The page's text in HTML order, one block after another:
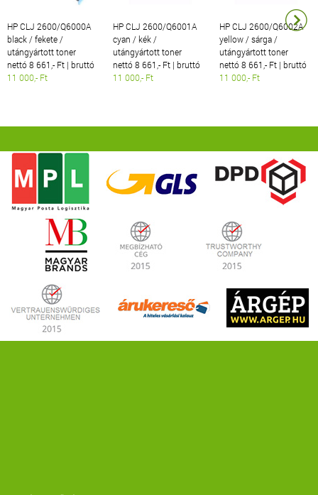
HP CLJ 2600/Q6000A
black / fekete /
utángyártott toner
nettó 8 661,- Ft | bruttó
11 000,- Ft
HP CLJ 2600/Q6001A
cyan / kék /
utángyártott toner
nettó 8 661,- Ft | bruttó
11 000,- Ft
HP CLJ 2600/Q6002A
yellow / sárga /
utángyártott toner
nettó 8 661,- Ft | bruttó
11 000,- Ft